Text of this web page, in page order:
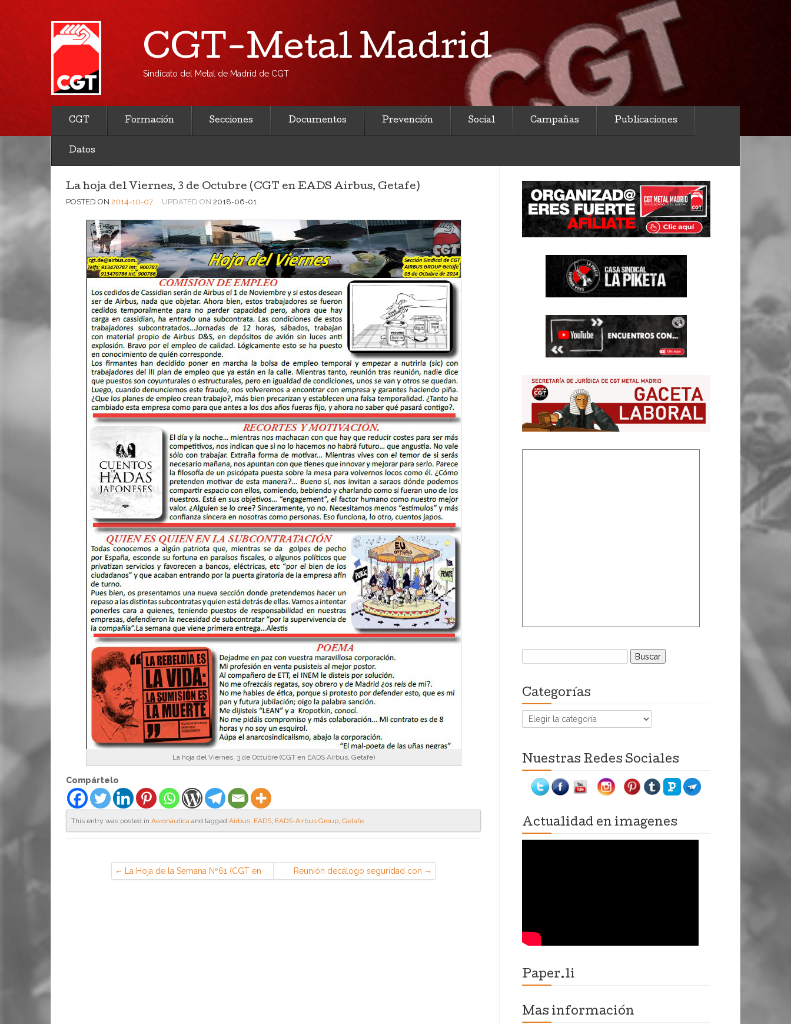
CGT-Metal Madrid
Sindicato del Metal de Madrid de CGT
CGT Formación Secciones Documentos Prevención Social Campañas Publicaciones
Datos
La hoja del Viernes, 3 de Octubre (CGT en EADS Airbus, Getafe)
POSTED ON 2014-10-07 UPDATED ON 2018-06-01
La hoja del Viernes, 3 de Octubre (CGT en EADS Airbus, Getafe)
Compártelo
This entry was posted in Aeronáutica and tagged Airbus, EADS, EADS-Airbus Group, Getafe.
La Hoja de la Semana Nº61 (CGT en
Barajas y Espacio)
Reunión decálogo seguridad con
responsables de entrega-rnp (CGT
Buscar:
Categorías
Categorías
Nuestras Redes Sociales
Actualidad en imagenes
Paper.li
Mas información